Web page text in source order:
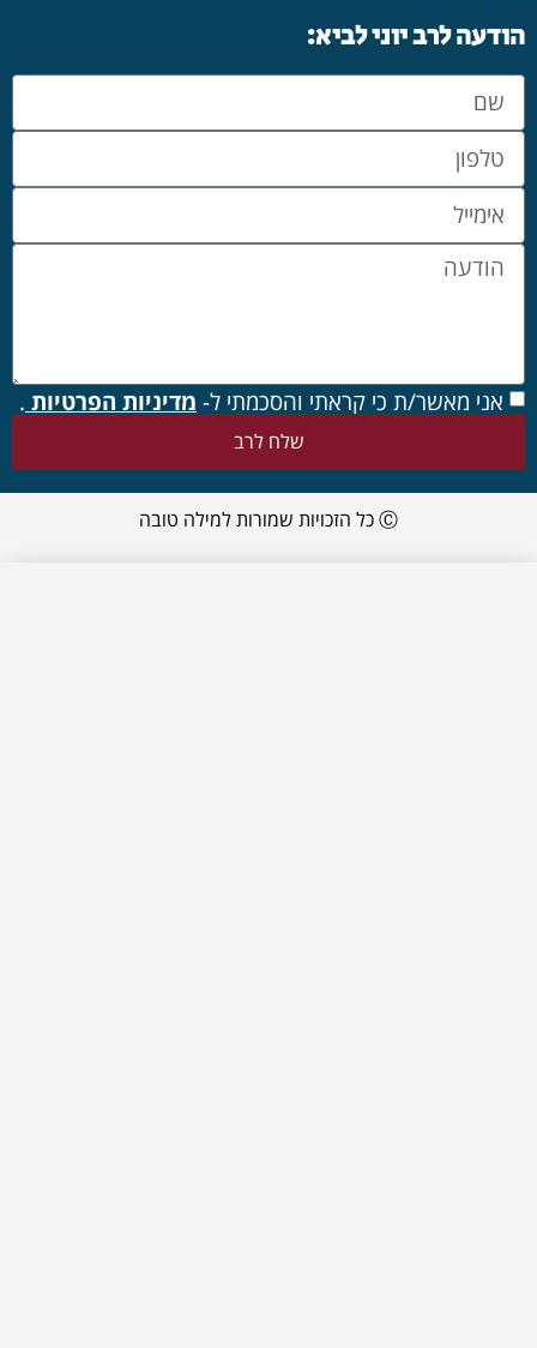
הודעה לרב יוני לביא:
אני מאשר/ת כי קראתי והסכמתי ל- מדיניות הפרטיות .
שלח לרב
Ⓒ כל הזכויות שמורות למילה טובה